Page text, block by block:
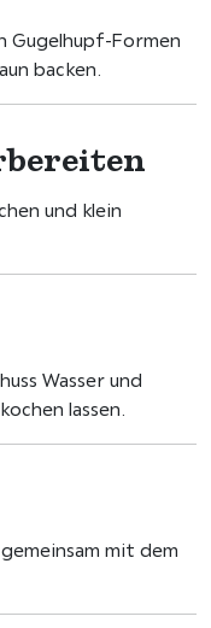
Formen
backen.
und klein
Wasser und
lassen.
mit dem